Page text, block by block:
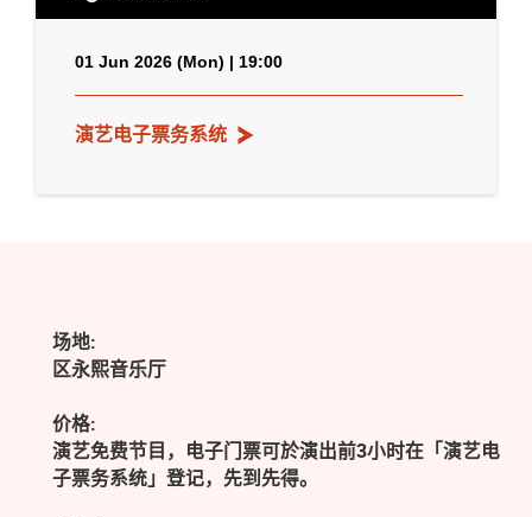
01 Jun 2026 (Mon) | 19:00
演艺电子票务系统
场地:
区永熙音乐厅
价格:
演艺免费节目，电子门票可於演出前3小时在「演艺电
子票务系统」登记，先到先得。